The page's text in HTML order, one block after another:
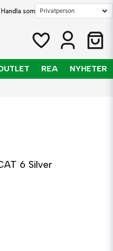
Handla som
REA NYHETER
6 Silver